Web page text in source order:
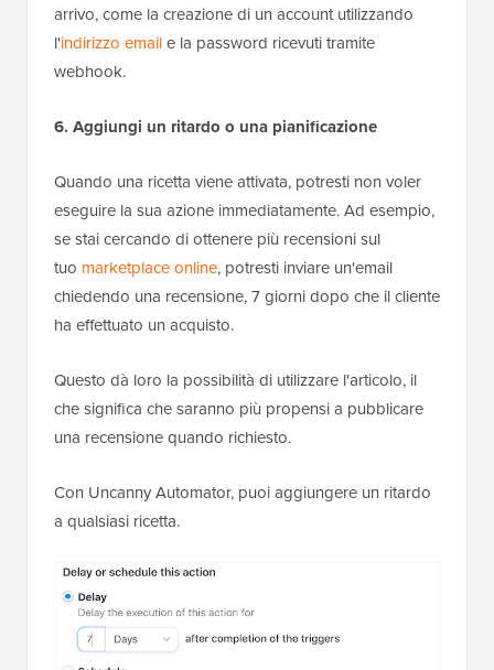
arrivo, come la creazione di un account utilizzando
l'indirizzo emaile la password ricevuti tramite
webhook.
6. Aggiungi un ritardo o una pianificazione
Quando una ricetta viene attivata, potresti non voler
eseguire la sua azione immediatamente. Ad esempio,
se stai cercando di ottenere più recensioni sul
tuo marketplace online, potresti inviare un'email
chiedendo una recensione, 7 giorni dopo che il cliente
ha effettuato un acquisto.
Questo dà loro la possibilità di utilizzare l'articolo, il
che significa che saranno più propensi a pubblicare
una recensione quando richiesto.
Con Uncanny Automator, puoi aggiungere un ritardo
a qualsiasi ricetta.